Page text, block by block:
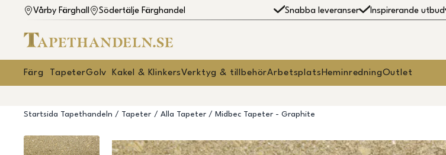
Vårby Färghall Södertälje Färghandel Snabba leveranser Inspirerande utbud
Färg TapeterGolv Kakel & KlinkersVerktyg & tillbehörArbetsplats HeminredningOutlet
Startsida Tapethandeln Tapeter Alla Tapeter Midbec Tapeter - Graphite